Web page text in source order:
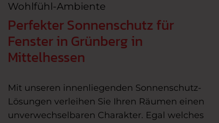
Wohlfühl-Ambiente
Perfekter Sonnenschutz für
Fenster in Grünberg in
Mittelhessen
Mit unseren innenliegenden Sonnenschutz-
Lösungen verleihen Sie Ihren Räumen einen
unverwechselbaren Charakter. Egal welches